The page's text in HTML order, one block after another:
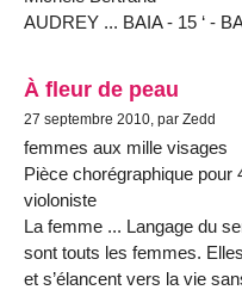
AUDREY ... BAIA - 15 ‘ -
À fleur de peau
27 septembre 2010, par Zedd
femmes aux mille visages
Pièce chorégraphique pour
violoniste
La femme ... Langage du
sont touts les femmes.
et s’élancent vers la vie